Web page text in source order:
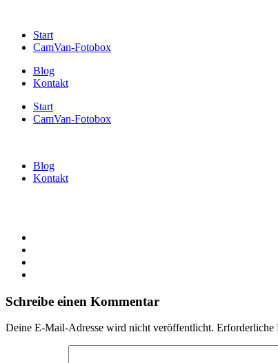
Start
CamVan-Fotobox
Blog
Kontakt
Start
CamVan-Fotobox
Blog
Kontakt
Schreibe einen Kommentar
Deine E-Mail-Adresse wird nicht veröffentlicht. Erforderliche